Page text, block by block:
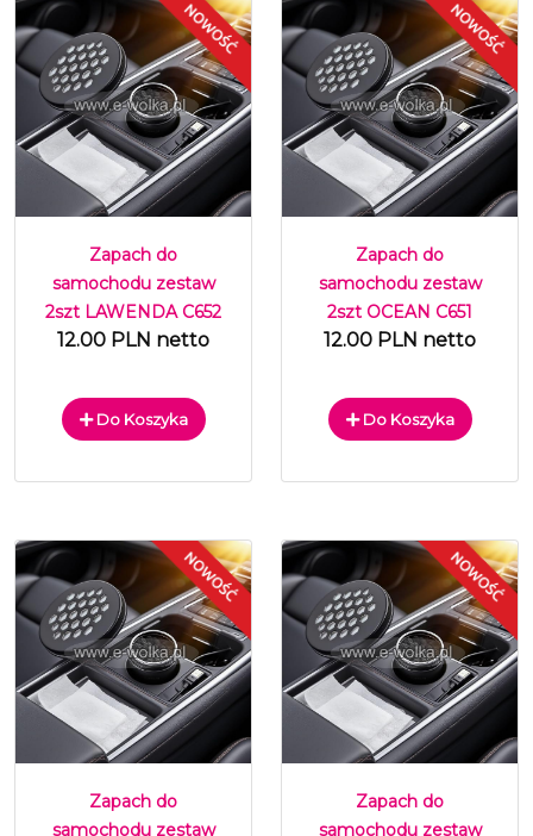
Zapach do
samochodu zestaw
2szt LAWENDA C652
12.00 PLN netto
Do Koszyka
Zapach do
samochodu zestaw
2szt OCEAN C651
12.00 PLN netto
Do Koszyka
Zapach do
samochodu zestaw
Zapach do
samochodu zestaw